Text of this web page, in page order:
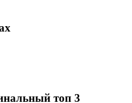
топ 3